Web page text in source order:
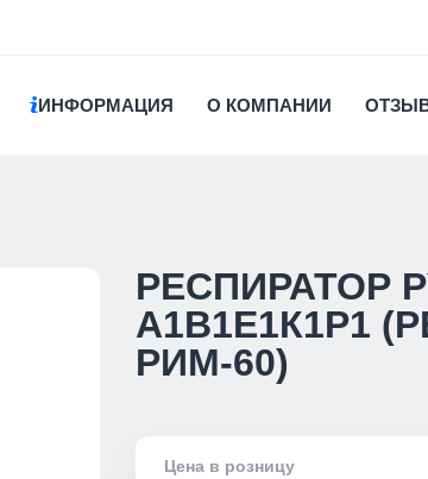
ИНФОРМАЦИЯ О КОМПАНИИ
РЕСПИРАТОР
А1В1Е1К1Р1
РИМ-60)
Цена в розницу